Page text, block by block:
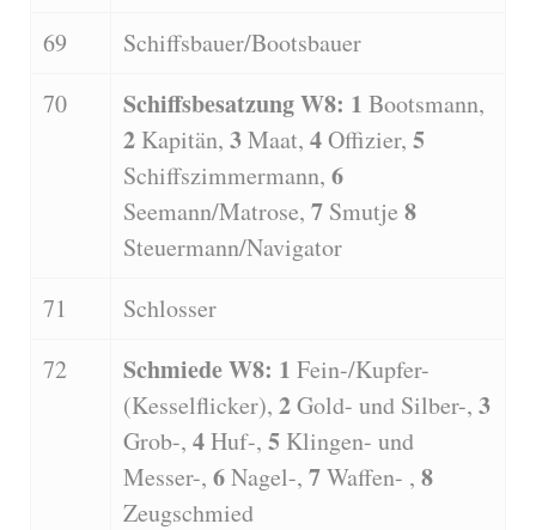
69
Schiffsbauer/Bootsbauer
70
Schiffsbesatzung W8: 1 Bootsmann,
2 Kapitän, 3Maat, 4Offizier, 5
Schiffszimmermann, 6
Seemann/Matrose, 7 Smutje 8
Steuermann/Navigator
71
Schlosser
72
Schmiede W8: 1 Fein-/Kupfer-
(Kesselflicker), 2Gold- und Silber-, 3
Grob-, 4Huf-, 5 Klingen- und
Messer-, 6Nagel-, 7Waffen- , 8
Zeugschmied